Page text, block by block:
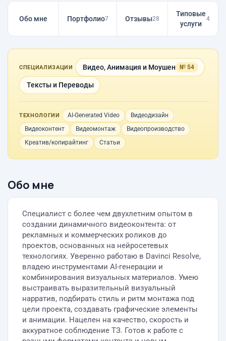
Обо мне Портфолио7 Отзывы28
Типовые
услуги
4
СПЕЦИАЛИЗАЦИИ Видео, Анимация и Моушен № 54
Тексты и Переводы
ТЕХНОЛОГИИ AI-Generated Video
Видеодизайн
Видеоконтент
Видеомонтаж
Видеопроизводство
Креатив/копирайтинг
Статьи
Обо мне
Специалист с более чем двухлетним опытом в
создании динамичного видеоконтента: от
рекламных и коммерческих роликов до
проектов, основанных на нейросетевых
технологиях. Уверенно работаю в Davinci Resolve,
владею инструментами AI-генерации и
комбинирования визуальных материалов. Умею
выстраивать выразительный визуальный
нарратив, подбирать стиль и ритм монтажа под
цели проекта, создавать графические элементы
и анимации. Нацелен на качество, скорость и
аккуратное соблюдение ТЗ. Готов к работе с